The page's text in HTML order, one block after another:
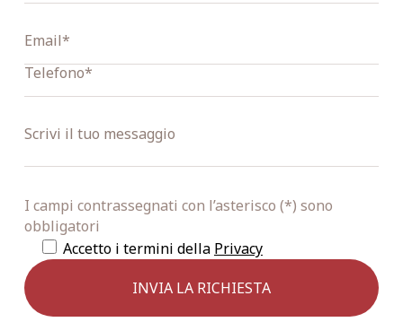
I campi contrassegnati con l’asterisco (*) sono
obbligatori
Accetto i termini della Privacy